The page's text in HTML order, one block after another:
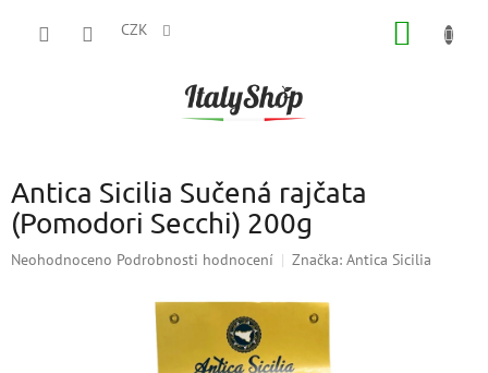
CZK
Antica Sicilia Sučená rajčata
(Pomodori Secchi) 200g
Průměrné
Neohodnoceno Podrobnosti hodnocení Značka: Antica Sicilia